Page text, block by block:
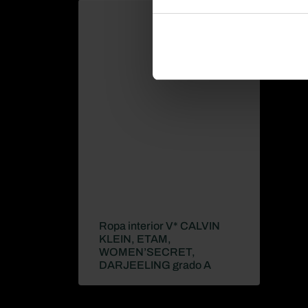
Ropa interior V* CALVIN
KLEIN, ETAM,
WOMEN’SECRET,
DARJEELING grado A